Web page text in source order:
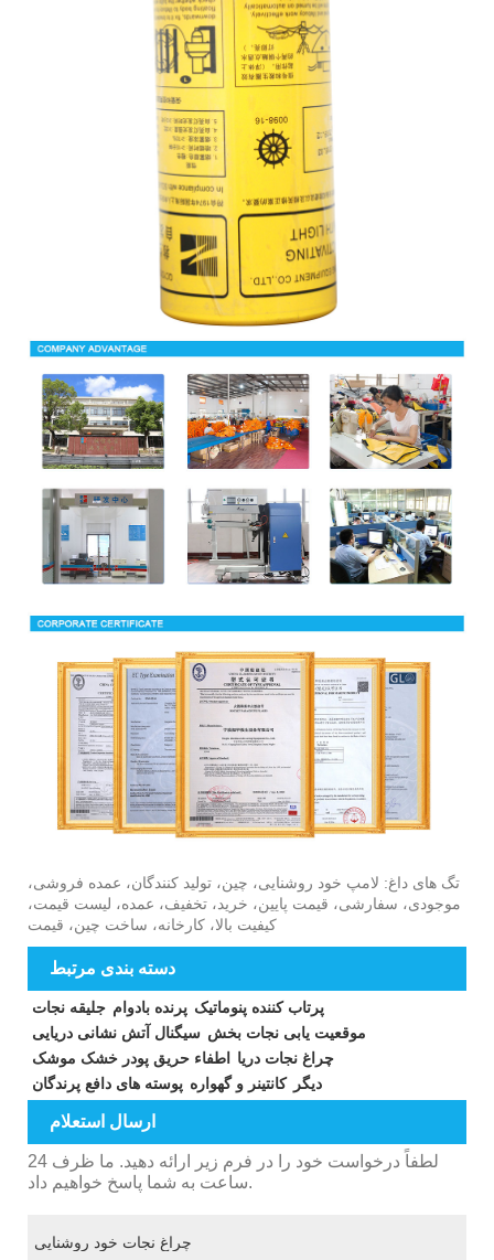
تگ های داغ: لامپ خود روشنایی، چین، تولید کنندگان، عمده فروشی،
موجودی، سفارشی، قیمت پایین، خرید، تخفیف، عمده، لیست قیمت،
کیفیت بالا، کارخانه، ساخت چین، قیمت
دسته بندی مرتبط
جلیقه نجات پرنده بادوام پرتاب کننده پنوماتیک
سیگنال آتش نشانی دریایی موقعیت یابی نجات بخش
اطفاء حریق پودر خشک موشک
چراغ نجات دریا
پوسته های دافع پرندگان کانتینر و گهواره دیگر
ارسال استعلام
لطفاً درخواست خود را در فرم زیر ارائه دهید. ما ظرف 24
ساعت به شما پاسخ خواهیم داد.